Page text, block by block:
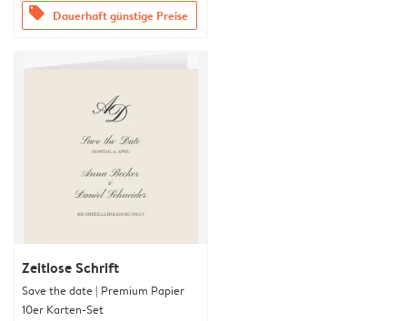
offers Dauerhaft günstige Preise
Zeitlose Schrift
Save the date | Premium Papier
10er Karten-Set